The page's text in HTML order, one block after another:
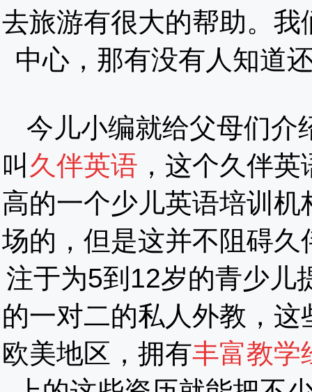
去旅游有很大的帮助。
中心，那有没有人知道
今儿小编就给父母们介
叫 久伴英语 ，这个久伴
高的一个少儿英语培训
场的，但是这并不阻碍
注于为5到12岁的青少儿
的一对二的私人外教，
欧美地区，拥有丰富教学